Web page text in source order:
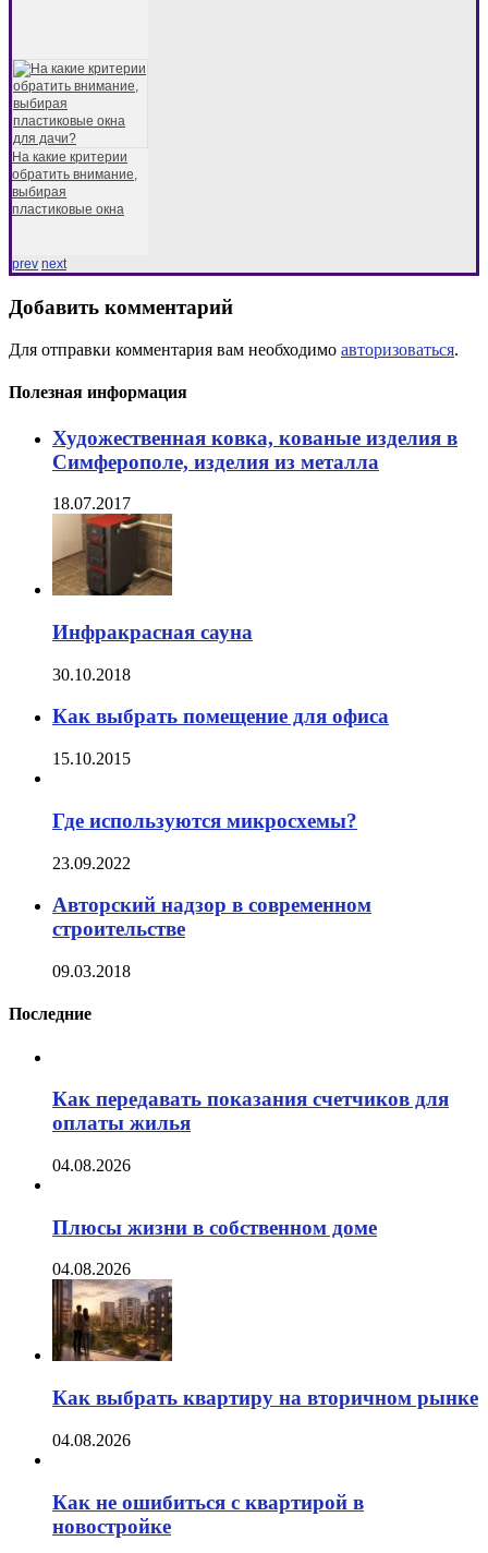
На какие критерии
обратить внимание,
выбирая
пластиковые окна
prev next
Добавить комментарий
Для отправки комментария вам необходимо авторизоваться.
Полезная информация
Художественная ковка, кованые изделия в
Симферополе, изделия из металла
18.07.2017
Инфракрасная сауна
30.10.2018
Как выбрать помещение для офиса
15.10.2015
Где используются микросхемы?
23.09.2022
Авторский надзор в современном
строительстве
09.03.2018
Последние
Как передавать показания счетчиков для
оплаты жилья
04.08.2026
Плюсы жизни в собственном доме
04.08.2026
Как выбрать квартиру на вторичном рынке
04.08.2026
Как не ошибиться с квартирой в
новостройке